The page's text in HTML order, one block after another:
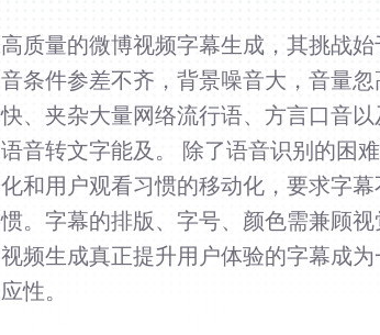
高质量的微博视频字幕生成，其挑战
音条件参差不齐，背景噪音大，音量
快、夹杂大量网络流行语、方言口音
语音转文字能及。 除了语音识别的困
化和用户观看习惯的移动化，要求字
惯。字幕的排版、字号、颜色需兼顾
视频生成真正提升用户体验的字幕成
应性。